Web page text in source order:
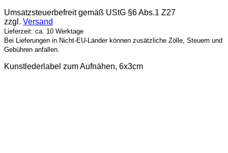
Umsatzsteuerbefreit gemäß UStG §6 Abs.1 Z27
zzgl. Versand
Lieferzeit: ca. 10 Werktage
Bei Lieferungen in Nicht-EU-Länder können zusätzliche Zölle, Steuern und
Gebühren anfallen.
Kunstlederlabel zum Aufnähen, 6x3cm